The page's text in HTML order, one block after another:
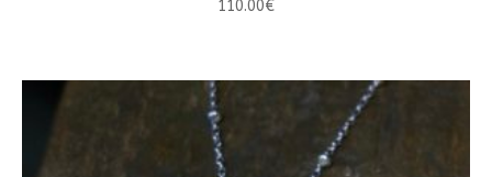
110.00€